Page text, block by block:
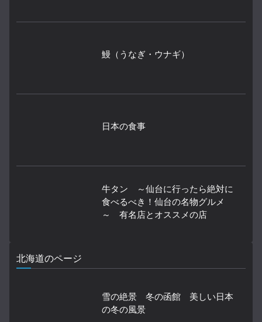
鰻（うなぎ・ウナギ）
日本の食事
牛タン ～仙台に行ったら絶対に
食べるべき！仙台の名物グルメ
～ 有名店とオススメの店
北海道のページ
雪の絶景 冬の函館 美しい日本
の冬の風景